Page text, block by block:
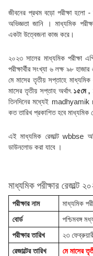
জীবনের প্রথম বড়ো পরীক্ষা হলো -
অভিজ্ঞতা জানি । মাধ্যমিক
একটা উত্বেজনা কাজ করে।
২০২৩ সালের মাধ্যমিক পরীক্ষা
পরীক্ষার্থীর সংখ্যা ৬ লক্ষ ৯৮
মে মাসের তৃতীয় সপ্তাহে
মাসের তৃতীয় সপ্তাহ অর্থাৎ ১৫মে ,
তিনদিনের মধ্যেই madhyamik
কত তারিখ প্রকাশিত হবে মাধ্যমিক
এই মাধ্যমিক রেজাল্ট wbbse
ডাউনলোড করা যাবে ।
মাধ্যমিক পরীক্ষার রেজাল্ট
পরীক্ষার নাম
মাধ্যমিক
বোর্ড
পশ্চিমবঙ্গ
পরীক্ষার তারিখ
২৩
রেজাল্টের তারিখ
মে মাসের